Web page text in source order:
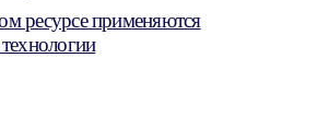
ресурсе применяются